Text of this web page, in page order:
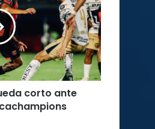
corto ante